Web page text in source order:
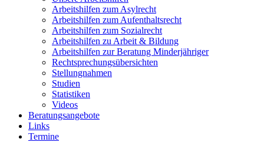
Arbeitshilfen zum Asylrecht
Arbeitshilfen zum Aufenthaltsrecht
Arbeitshilfen zum Sozialrecht
Arbeitshilfen zu Arbeit & Bildung
Arbeitshilfen zur Beratung Minderjähriger
Rechtsprechungsübersichten
Stellungnahmen
Studien
Statistiken
Videos
Beratungsangebote
Links
Termine